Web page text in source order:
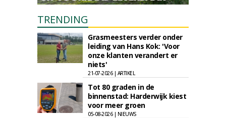
TRENDING
Grasmeesters verder onder
leiding van Hans Kok: 'Voor
onze klanten verandert er
niets'
21-07-2026 | ARTIKEL
Tot 80 graden in de
binnenstad: Harderwijk kiest
voor meer groen
05-08-2026 | NIEUWS